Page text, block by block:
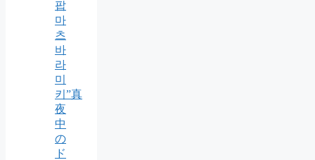
팝
마
츠
바
라
미
키”真
夜
中
の
ド